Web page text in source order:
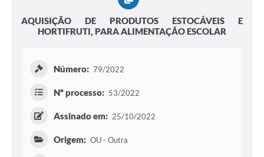
AQUISIÇÃO DE PRODUTOS ESTOCÁVEIS E
HORTIFRUTI, PARA ALIMENTAÇÃO ESCOLAR
Número: 79/2022
Nº processo: 53/2022
Assinado em: 25/10/2022
Origem: OU - Outra